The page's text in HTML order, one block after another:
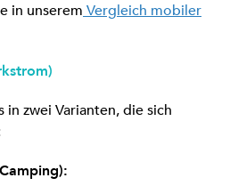
in unserem Vergleich mobiler
zwei Varianten, die sich